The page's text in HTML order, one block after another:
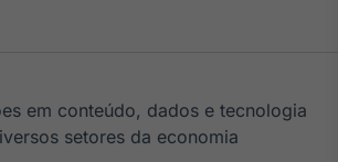
em conteúdo, dados e tecnologia
setores da economia